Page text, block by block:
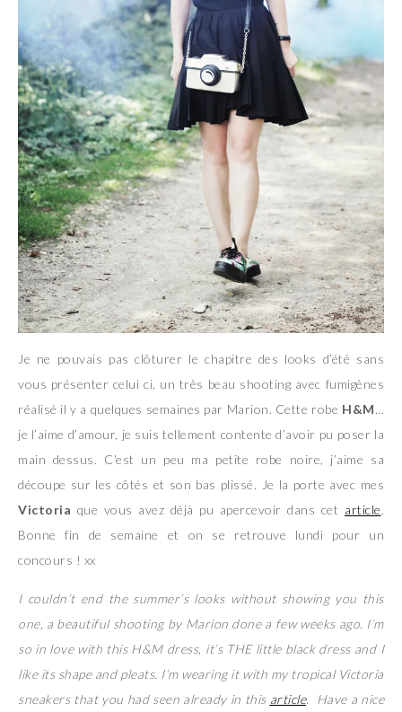
Je ne pouvais pas clôturer le chapitre des looks d’été sans
vous présenter celui ci, un très beau shooting avec fumigènes
réalisé il y a quelques semaines par Marion. Cette robe H&M…
je l’aime d’amour, je suis tellement contente d’avoir pu poser la
main dessus. C’est un peu ma petite robe noire, j’aime sa
découpe sur les côtés et son bas plissé. Je la porte avec mes
Victoria que vous avez déjà pu apercevoir dans cet article.
Bonne fin de semaine et on se retrouve lundi pour un
concours ! xx
I couldn’t end the summer’s looks without showing you this
one, a beautiful shooting by Marion done a few weeks ago. I’m
so in love with this H&M dress, it’s THE little black dress and I
like its shape and pleats. I’m wearing it with my tropical Victoria
sneakers that you had seen already in this article. Have a nice